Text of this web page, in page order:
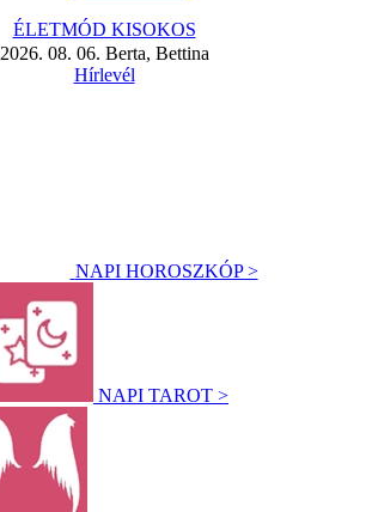
ÉLETMÓD KISOKOS
2026. 08. 06. Berta, Bettina
Hírlevél
NAPI HOROSZKÓP >
NAPI TAROT >